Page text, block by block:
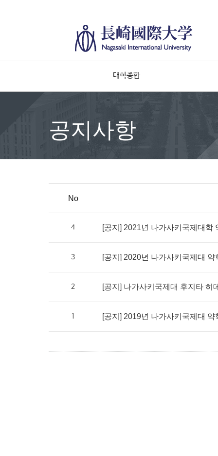
대학종합
공지사항
No
4 [공지] 2021년 나가사키국제대학
3 [공지] 2020년 나가사키국제대
2 [공지] 나가사키국제대 후지타 히
1 [공지] 2019년 나가사키국제대 약